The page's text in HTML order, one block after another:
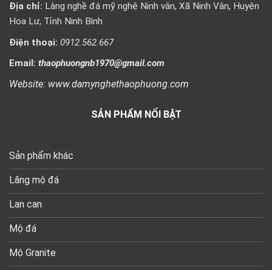
Địa chỉ: Làng nghề đá mỹ nghệ Ninh vân, Xã Ninh Vân, Huyện
Hoa Lư, Tỉnh Ninh Bình
Điện thoại: 0912.562.667
Email: thaophuongnb1970@gmail.com
Website: www.damynghethaophuong.com
SẢN PHẨM NỔI BẬT
Sản phẩm khác
Lăng mộ đá
Lan can
Mộ đá
Mộ Granite